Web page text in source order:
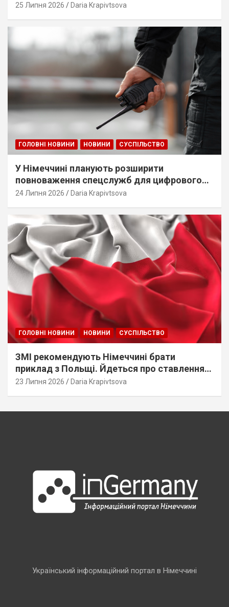
25 Липня 2026 Daria Krapivtsova
ГОЛОВНІ НОВИНИ НОВИНИ СУСПІЛЬСТВО
У Німеччині планують розширити
повноваження спецслужб для цифрового
стеження
24 Липня 2026 Daria Krapivtsova
ГОЛОВНІ НОВИНИ НОВИНИ СУСПІЛЬСТВО
ЗМІ рекомендують Німеччині брати
приклад з Польщі. Йдеться про ставлення
до українців
23 Липня 2026 Daria Krapivtsova
Український інформаційний портал в Німеччині